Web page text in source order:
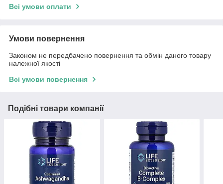
Всі умови оплати
Умови повернення
Законом не передбачено повернення та обмін даного товару
належної якості
Всі умови повернення
Подібні товари компанії